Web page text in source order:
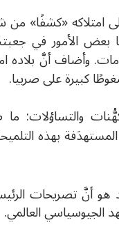
امتلاكه «كشفًا»
بعض الأمور في
وأضاف أنَّ بلاده
كبيرة على صربيا.
والتساؤلات: ما
بهذه
هو أنَّ تصريحات
الجيوسياسي العالمي.